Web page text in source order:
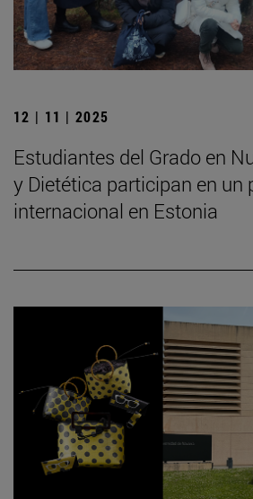
12 | 11 | 2025
Estudiantes del Grado en
y Dietética participan en un
internacional en Estonia